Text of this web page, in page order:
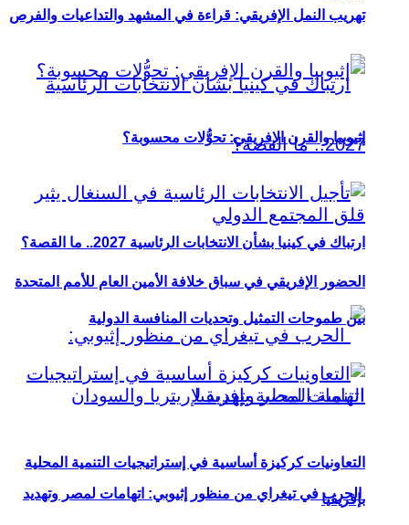
ارتباك في كينيا بشأن الانتخابات الرئاسية 2027.. ما القصة؟
الحرب في تيغراي من منظور إثيوبي: اتهامات لمصر وتهديد
تهريب النمل الإفريقي: قراءة في المشهد والتداعيات والفرص
إثيوبيا والقرن الإفريقي: تحوُّلات محسوبة؟
الحضور الإفريقي في سباق خلافة الأمين العام للأمم المتحدة
بين طموحات التمثيل وتحديات المنافسة الدولية
التعاونيات كركيزة أساسية في إستراتيجيات التنمية المحلية
بإفريقيا